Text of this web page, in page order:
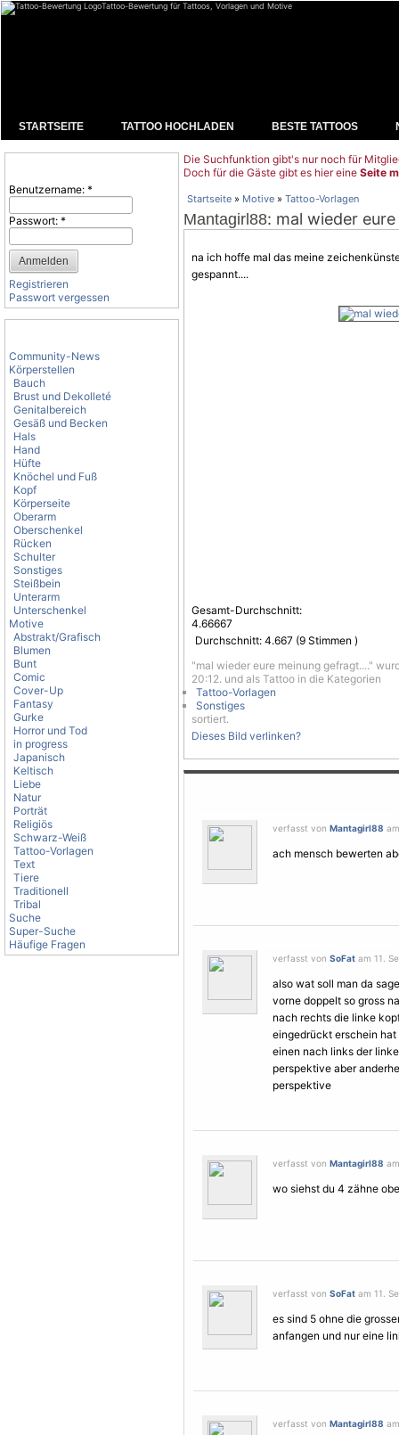
Tattoo-Bewertung für Tattoos, Vorlagen und Motive
STARTSEITE TATTOO HOCHLADEN BESTE TATTOOS
Benutzername: *
Passwort: *
Registrieren
Passwort vergessen
Community-News
Körperstellen
Bauch
Brust und Dekolleté
Genitalbereich
Gesäß und Becken
Hals
Hand
Hüfte
Knöchel und Fuß
Kopf
Körperseite
Oberarm
Oberschenkel
Rücken
Schulter
Sonstiges
Steißbein
Unterarm
Unterschenkel
Motive
Abstrakt/Grafisch
Blumen
Bunt
Comic
Cover-Up
Fantasy
Gurke
Horror und Tod
in progress
Japanisch
Keltisch
Liebe
Natur
Porträt
Religiös
Schwarz-Weiß
Tattoo-Vorlagen
Text
Tiere
Traditionell
Tribal
Suche
Super-Suche
Häufige Fragen
Die Suchfunktion gibt's nur noch für
Doch für die Gäste gibt es hier eine Seite
Startseite » Motive » Tattoo-Vorlagen
Mantagirl88: mal wieder
na ich hoffe mal das meine
gespannt....
Gesamt-Durchschnitt:
4.66667
Durchschnitt: 4.667 (9 Stimmen )
"mal wieder eure meinung gefragt...."
20:12. und als Tattoo in die Kategorien
Tattoo-Vorlagen
Sonstiges
sortiert.
Dieses Bild verlinken?
verfasst von Mantagirl88
ach mensch bewerten
verfasst von SoFat am 11.
also wat soll man da
vorne doppelt so gross
nach rechts die linke
eingedrückt erschein
einen nach links der
perspektive aber
perspektive
verfasst von Mantagirl88
wo siehst du 4 zähne
verfasst von SoFat am 11.
es sind 5 ohne die
anfangen und nur eine
verfasst von Mantagirl88